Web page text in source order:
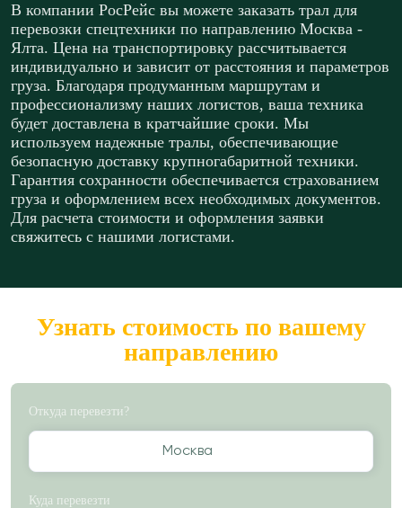
В компании РосРейс вы можете заказать трал для
перевозки спецтехники по направлению Москва -
Ялта. Цена на транспортировку рассчитывается
индивидуально и зависит от расстояния и параметров
груза. Благодаря продуманным маршрутам и
профессионализму наших логистов, ваша техника
будет доставлена в кратчайшие сроки. Мы
используем надежные тралы, обеспечивающие
безопасную доставку крупногабаритной техники.
Гарантия сохранности обеспечивается страхованием
груза и оформлением всех необходимых документов.
Для расчета стоимости и оформления заявки
свяжитесь с нашими логистами.
Узнать стоимость по вашему
направлению
Откуда перевезти?
Москва
Куда перевезти